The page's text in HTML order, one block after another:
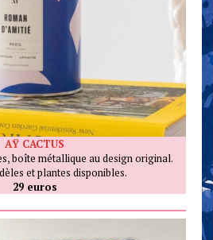
AŸ CACTUS
boîte métallique au design original.
et plantes disponibles.
29 euros